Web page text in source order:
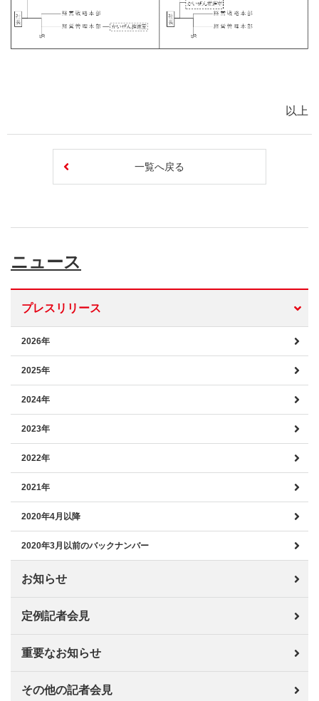
以上
一覧へ戻る
ニュース
プレスリリース
2026年
2025年
2024年
2023年
2022年
2021年
2020年4月以降
2020年3月以前のバックナンバー
お知らせ
定例記者会見
重要なお知らせ
その他の記者会見